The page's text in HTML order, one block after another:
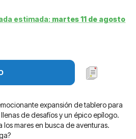
estimada: martes 11 de agosto
expansión de tablero para
de desafíos y un épico epílogo.
mares en busca de aventuras.